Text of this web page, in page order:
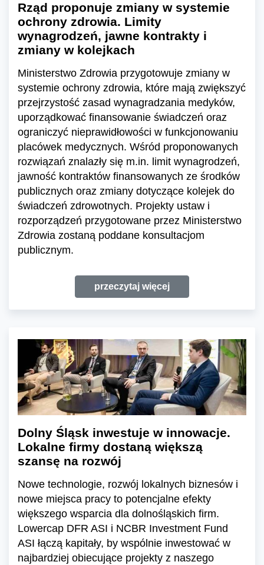
Rząd proponuje zmiany w systemie
ochrony zdrowia. Limity
wynagrodzeń, jawne kontrakty i
zmiany w kolejkach
Ministerstwo Zdrowia przygotowuje zmiany w
systemie ochrony zdrowia, które mają zwiększyć
przejrzystość zasad wynagradzania medyków,
uporządkować finansowanie świadczeń oraz
ograniczyć nieprawidłowości w funkcjonowaniu
placówek medycznych. Wśród proponowanych
rozwiązań znalazły się m.in. limit wynagrodzeń,
jawność kontraktów finansowanych ze środków
publicznych oraz zmiany dotyczące kolejek do
świadczeń zdrowotnych. Projekty ustaw i
rozporządzeń przygotowane przez Ministerstwo
Zdrowia zostaną poddane konsultacjom
publicznym.
przeczytaj więcej
Dolny Śląsk inwestuje w innowacje.
Lokalne firmy dostaną większą
szansę na rozwój
Nowe technologie, rozwój lokalnych biznesów i
nowe miejsca pracy to potencjalne efekty
większego wsparcia dla dolnośląskich firm.
Lowercap DFR ASI i NCBR Investment Fund
ASI łączą kapitały, by wspólnie inwestować w
najbardziej obiecujące projekty z naszego